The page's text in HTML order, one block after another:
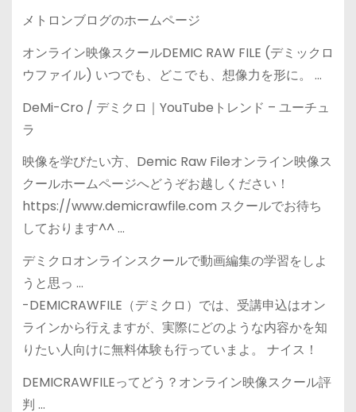
メトロンブログのホームページ
オンライン映像スクールDEMIC RAW FILE (デミックロ
ウファイル) いつでも、どこでも、想像力を形に。 …
DeMi-Cro / デミクロ｜YouTubeトレンド – ユーチュ
ラ
映像を学びたい方、Demic Raw Fileオンライン映像ス
クールホームページへどうぞお越しください！
https://www.demicrawfile.com スクールでお待ち
しております^^ …
デミクロオンラインスクールで動画編集の学習をしよ
うと思っ …
-DEMICRAWFILE（デミクロ）では、受講申込はオン
ラインから行えますが、実際にどのような内容かを知
りたい人向けに無料体験も行っていまよ。 ナイス！
DEMICRAWFILEってどう？オンライン映像スクール評
判 …